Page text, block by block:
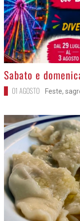
>
Sabato e
01 AGOSTO Feste,